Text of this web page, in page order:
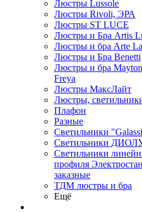
Люстры Lussole
Люстры Rivoli, ЭРА
Люстры ST LUCE
Люстры и Бра Artis
Люстры и бра Arte
Люстры и Бра Benetti
Люстры и бра
Freya
Люстры МаксЛайт
Люстры,
Плафон
Разные
Светильники
Светильники
Светильники
профиля
заказные
ТДМ люстры и бра
Ещё